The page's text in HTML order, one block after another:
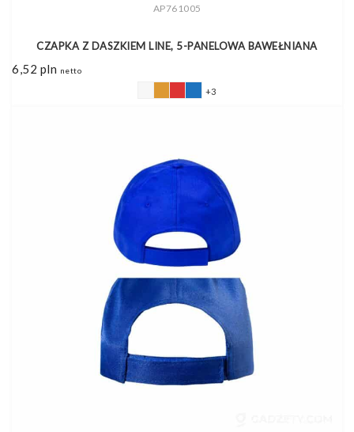
AP761005
CZAPKA Z DASZKIEM LINE, 5-PANELOWA BAWEŁNIANA
6,52 pln netto
+3